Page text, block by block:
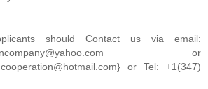
should Contact us via email:
or
or Tel: +1(347)